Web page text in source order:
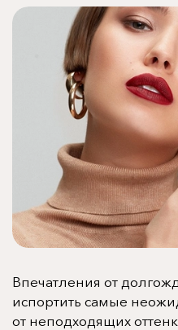
Впечатления от
испортить самые
от неподходящих